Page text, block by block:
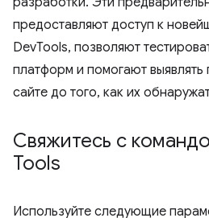
предоставляют доступ к
DevTools, позволяют
платформ и помогают
сайте до того, как их
Свяжитесь с
Tools
Используйте следующие